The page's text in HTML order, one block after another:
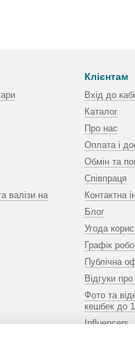
валізи на
Клієнтам
Вхід до
Каталог
Про нас
Оплата і
Обмін та
Співпраця
Контактна
Блог
Угода
Графік
Публічна
Відгуки
Фото та
кешбек до
Influencers